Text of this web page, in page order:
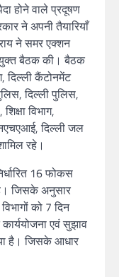
होने वाले प्रदूषण
ने अपनी तैयारियाँ
ने समर एक्शन
बैठक की। बैठक
दिल्ली कैंटोनमेंट
दिल्ली पुलिस,
विभाग,
दिल्ली जल
रहे।
16 फोकस
जिसके अनुसार
को 7 दिन
एवं सुझाव
है। जिसके आधार